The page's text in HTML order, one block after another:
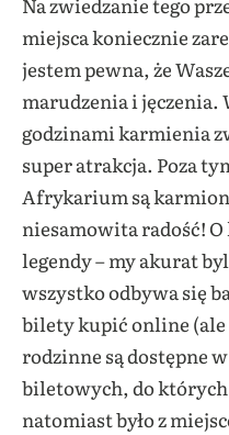
miejsca koniecznie
jestem pewna, że
marudzenia i jęczenia.
godzinami karmienia
super atrakcja. Poza
Afrykarium są
niesamowita radość!
legendy – my akurat
wszystko odbywa się
bilety kupić online
rodzinne są dostępne
biletowych, do
natomiast było z